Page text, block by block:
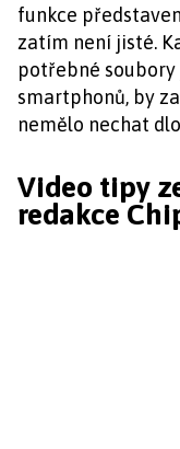
funkce
zatím není jisté.
potřebné
smartphonů, by
nemělo nechat
Video tipy
redakce